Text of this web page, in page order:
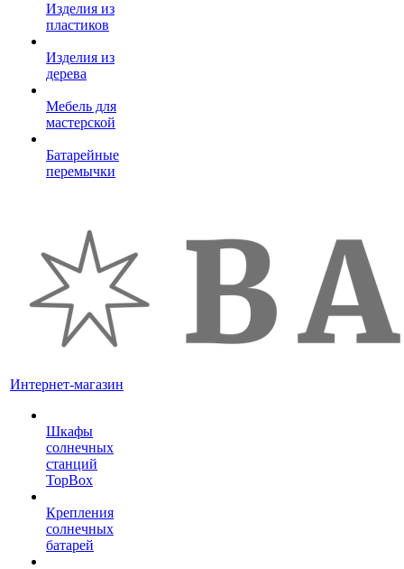
Изделия из
пластиков
Изделия из
дерева
Мебель для
мастерской
Батарейные
перемычки
Интернет-магазин
Шкафы
солнечных
станций
TopBox
Крепления
солнечных
батарей